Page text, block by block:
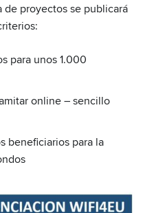
de proyectos se publicará
para unos 1.000
online – sencillo
beneficiarios para la